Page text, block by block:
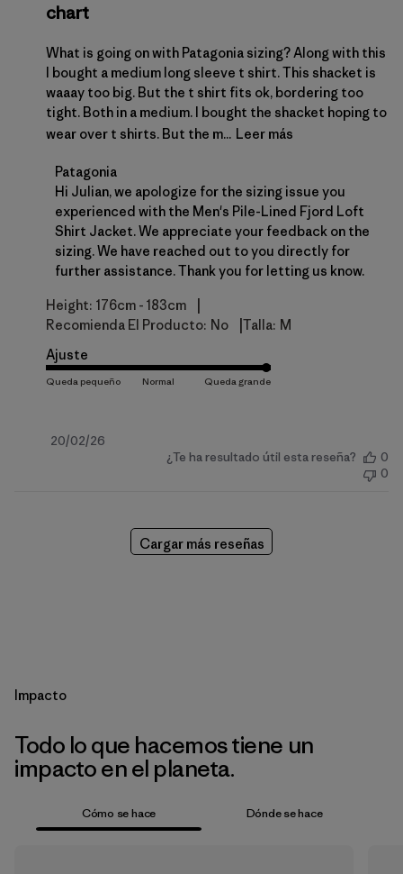
chart
What is going on with Patagonia sizing? Along with this
I bought a medium long sleeve t shirt. This shacket is
waaay too big. But the t shirt fits ok, bordering too
tight. Both in a medium. I bought the shacket hoping to
wear over t shirts. But the m... Leer más
Comentarios del propietario de la tienda sobre la
Patagonia
Hi Julian, we apologize for the sizing issue you
experienced with the Men's Pile-Lined Fjord Loft
Shirt Jacket. We appreciate your feedback on the
sizing. We have reached out to you directly for
further assistance. Thank you for letting us know.
Height: 176cm - 183cm
Recomienda El Producto: No Talla: M
Ajuste
Fecha
20/02/26
¿Te ha resultado útil esta reseña?
0
0
Cargar más reseñas
Impacto
Todo lo que hacemos tiene un
impacto en el planeta.
Cómo se hace Dónde se hace